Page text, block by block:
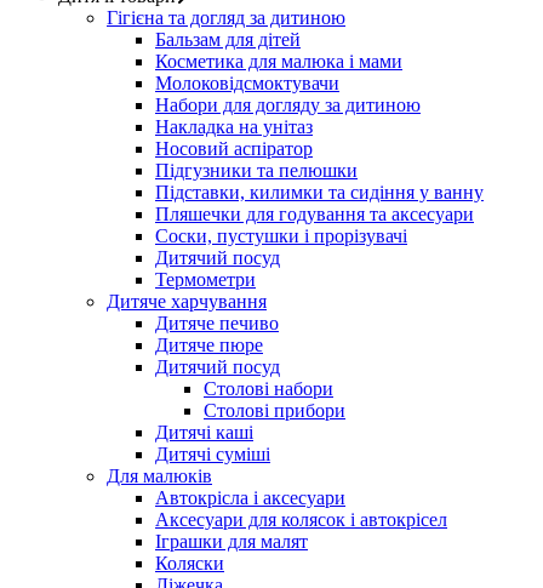
Гігієна та догляд за дитиною
Бальзам для дітей
Косметика для малюка і мами
Молоковідсмоктувачи
Набори для догляду за дитиною
Накладка на унітаз
Носовий аспіратор
Підгузники та пелюшки
Підставки, килимки та сидіння у ванну
Пляшечки для годування та аксесуари
Соски, пустушки і прорізувачі
Дитячий посуд
Термометри
Дитяче харчування
Дитяче печиво
Дитяче пюре
Дитячий посуд
Столові набори
Столові прибори
Дитячі каші
Дитячі суміші
Для малюків
Автокрісла і аксесуари
Аксесуари для колясок і автокрісел
Іграшки для малят
Коляски